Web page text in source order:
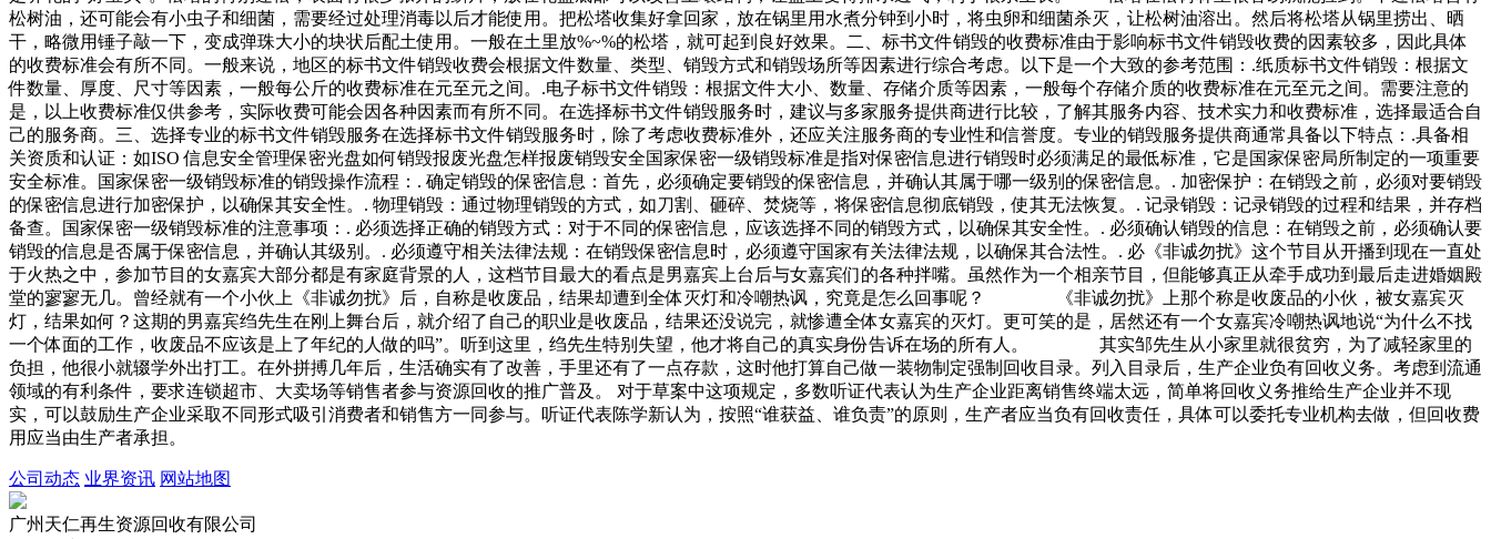
松树油，还可能会有小虫子和细菌，需要经过处理消毒以后才能使用。把松塔收集好拿回家，放在锅里用水煮分钟到小时，将虫卵和细菌杀灭，让松树油溶出。然后将松塔从锅里捞出、晒
干，略微用锤子敲一下，变成弹珠大小的块状后配土使用。一般在土里放%~%的松塔，就可起到良好效果。二、标书文件销毁的收费标准由于影响标书文件销毁收费的因素较多，因此具体
的收费标准会有所不同。一般来说，地区的标书文件销毁收费会根据文件数量、类型、销毁方式和销毁场所等因素进行综合考虑。以下是一个大致的参考范围：.纸质标书文件销毁：根据文
件数量、厚度、尺寸等因素，一般每公斤的收费标准在元至元之间。.电子标书文件销毁：根据文件大小、数量、存储介质等因素，一般每个存储介质的收费标准在元至元之间。需要注意的
是，以上收费标准仅供参考，实际收费可能会因各种因素而有所不同。在选择标书文件销毁服务时，建议与多家服务提供商进行比较，了解其服务内容、技术实力和收费标准，选择最适合自
己的服务商。三、选择专业的标书文件销毁服务在选择标书文件销毁服务时，除了考虑收费标准外，还应关注服务商的专业性和信誉度。专业的销毁服务提供商通常具备以下特点：.具备相
关资质和认证：如ISO 信息安全管理保密光盘如何销毁报废光盘怎样报废销毁安全国家保密一级销毁标准是指对保密信息进行销毁时必须满足的最低标准，它是国家保密局所制定的一项重要
安全标准。国家保密一级销毁标准的销毁操作流程：. 确定销毁的保密信息：首先，必须确定要销毁的保密信息，并确认其属于哪一级别的保密信息。. 加密保护：在销毁之前，必须对要销毁
的保密信息进行加密保护，以确保其安全性。. 物理销毁：通过物理销毁的方式，如刀割、砸碎、焚烧等，将保密信息彻底销毁，使其无法恢复。. 记录销毁：记录销毁的过程和结果，并存档
备查。国家保密一级销毁标准的注意事项：. 必须选择正确的销毁方式：对于不同的保密信息，应该选择不同的销毁方式，以确保其安全性。. 必须确认销毁的信息：在销毁之前，必须确认要
销毁的信息是否属于保密信息，并确认其级别。. 必须遵守相关法律法规：在销毁保密信息时，必须遵守国家有关法律法规，以确保其合法性。. 必《非诚勿扰》这个节目从开播到现在一直处
于火热之中，参加节目的女嘉宾大部分都是有家庭背景的人，这档节目最大的看点是男嘉宾上台后与女嘉宾们的各种拌嘴。虽然作为一个相亲节目，但能够真正从牵手成功到最后走进婚姻殿
堂的寥寥无几。曾经就有一个小伙上《非诚勿扰》后，自称是收废品，结果却遭到全体灭灯和冷嘲热讽，究竟是怎么回事呢？ 《非诚勿扰》上那个称是收废品的小伙，被女嘉宾灭
灯，结果如何？这期的男嘉宾绉先生在刚上舞台后，就介绍了自己的职业是收废品，结果还没说完，就惨遭全体女嘉宾的灭灯。更可笑的是，居然还有一个女嘉宾冷嘲热讽地说“为什么不找
一个体面的工作，收废品不应该是上了年纪的人做的吗”。听到这里，绉先生特别失望，他才将自己的真实身份告诉在场的所有人。 其实邹先生从小家里就很贫穷，为了减轻家里的
负担，他很小就辍学外出打工。在外拼搏几年后，生活确实有了改善，手里还有了一点存款，这时他打算自己做一装物制定强制回收目录。列入目录后，生产企业负有回收义务。考虑到流通
领域的有利条件，要求连锁超市、大卖场等销售者参与资源回收的推广普及。 对于草案中这项规定，多数听证代表认为生产企业距离销售终端太远，简单将回收义务推给生产企业并不现
实，可以鼓励生产企业采取不同形式吸引消费者和销售方一同参与。听证代表陈学新认为，按照“谁获益、谁负责”的原则，生产者应当负有回收责任，具体可以委托专业机构去做，但回收费
用应当由生产者承担。
公司动态 业界资讯 网站地图
广州天仁再生资源回收有限公司